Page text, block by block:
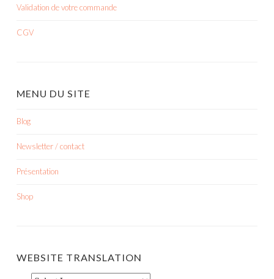
Validation de votre commande
CGV
MENU DU SITE
Blog
Newsletter / contact
Présentation
Shop
WEBSITE TRANSLATION